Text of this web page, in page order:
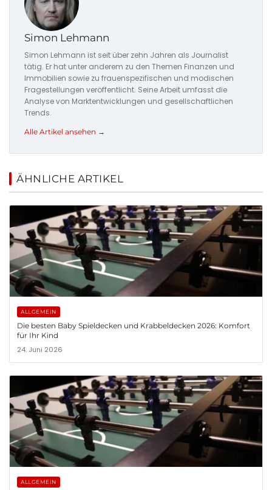
Simon Lehmann
Simon Lehmann ist seit über zehn Jahren als Journalist
tätig. Er hat unter anderem zu den Themen Finanzen und
Immobilien sowie zu frauenspezifischen und modischen
Fragestellungen veröffentlicht. Seine Arbeit umfasst die
Analyse von Marktentwicklungen und gesellschaftlichen
Trends.
Alle Artikel ansehen →
ÄHNLICHE ARTIKEL
ALLGEMEIN
Die besten Baby Spieldecken und Krabbeldecken 2026: Komfort
für Ihr Kind
24. Juni 2026
ALLGEMEIN